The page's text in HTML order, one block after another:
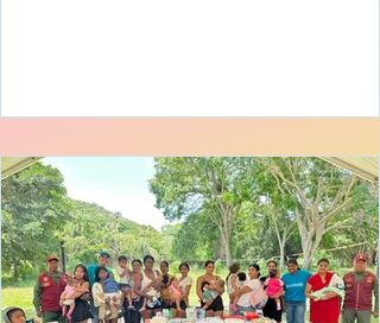
"Estimulación y Vínculo a través de la
espacio tranquilo y seguro para el
amamantamiento. La actividad estuvo
directamente vinculada con el enfoque